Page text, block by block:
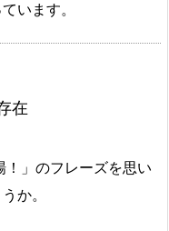
います。
在
！」のフレーズを思い
か。